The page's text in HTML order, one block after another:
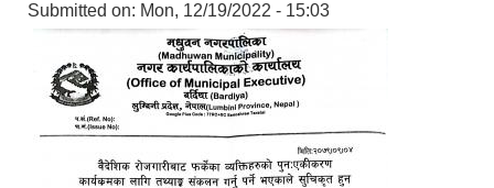
Submitted on: Mon, 12/19/2022 - 15:03